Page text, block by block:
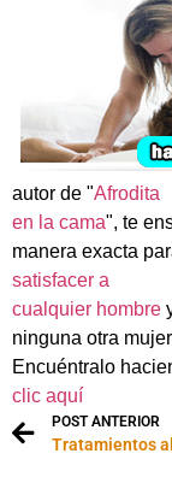
autor de "Afrodita
en la cama", te
manera exacta
satisfacer a
cualquier hombre
ninguna otra
Encuéntralo
clic aquí
POST ANTERIOR